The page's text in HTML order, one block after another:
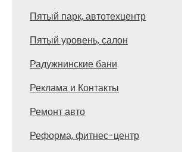
Пятый парк, автотехцентр
Пятый уровень, салон
Радужнинские бани
Реклама и Контакты
Ремонт авто
Реформа, фитнес-центр